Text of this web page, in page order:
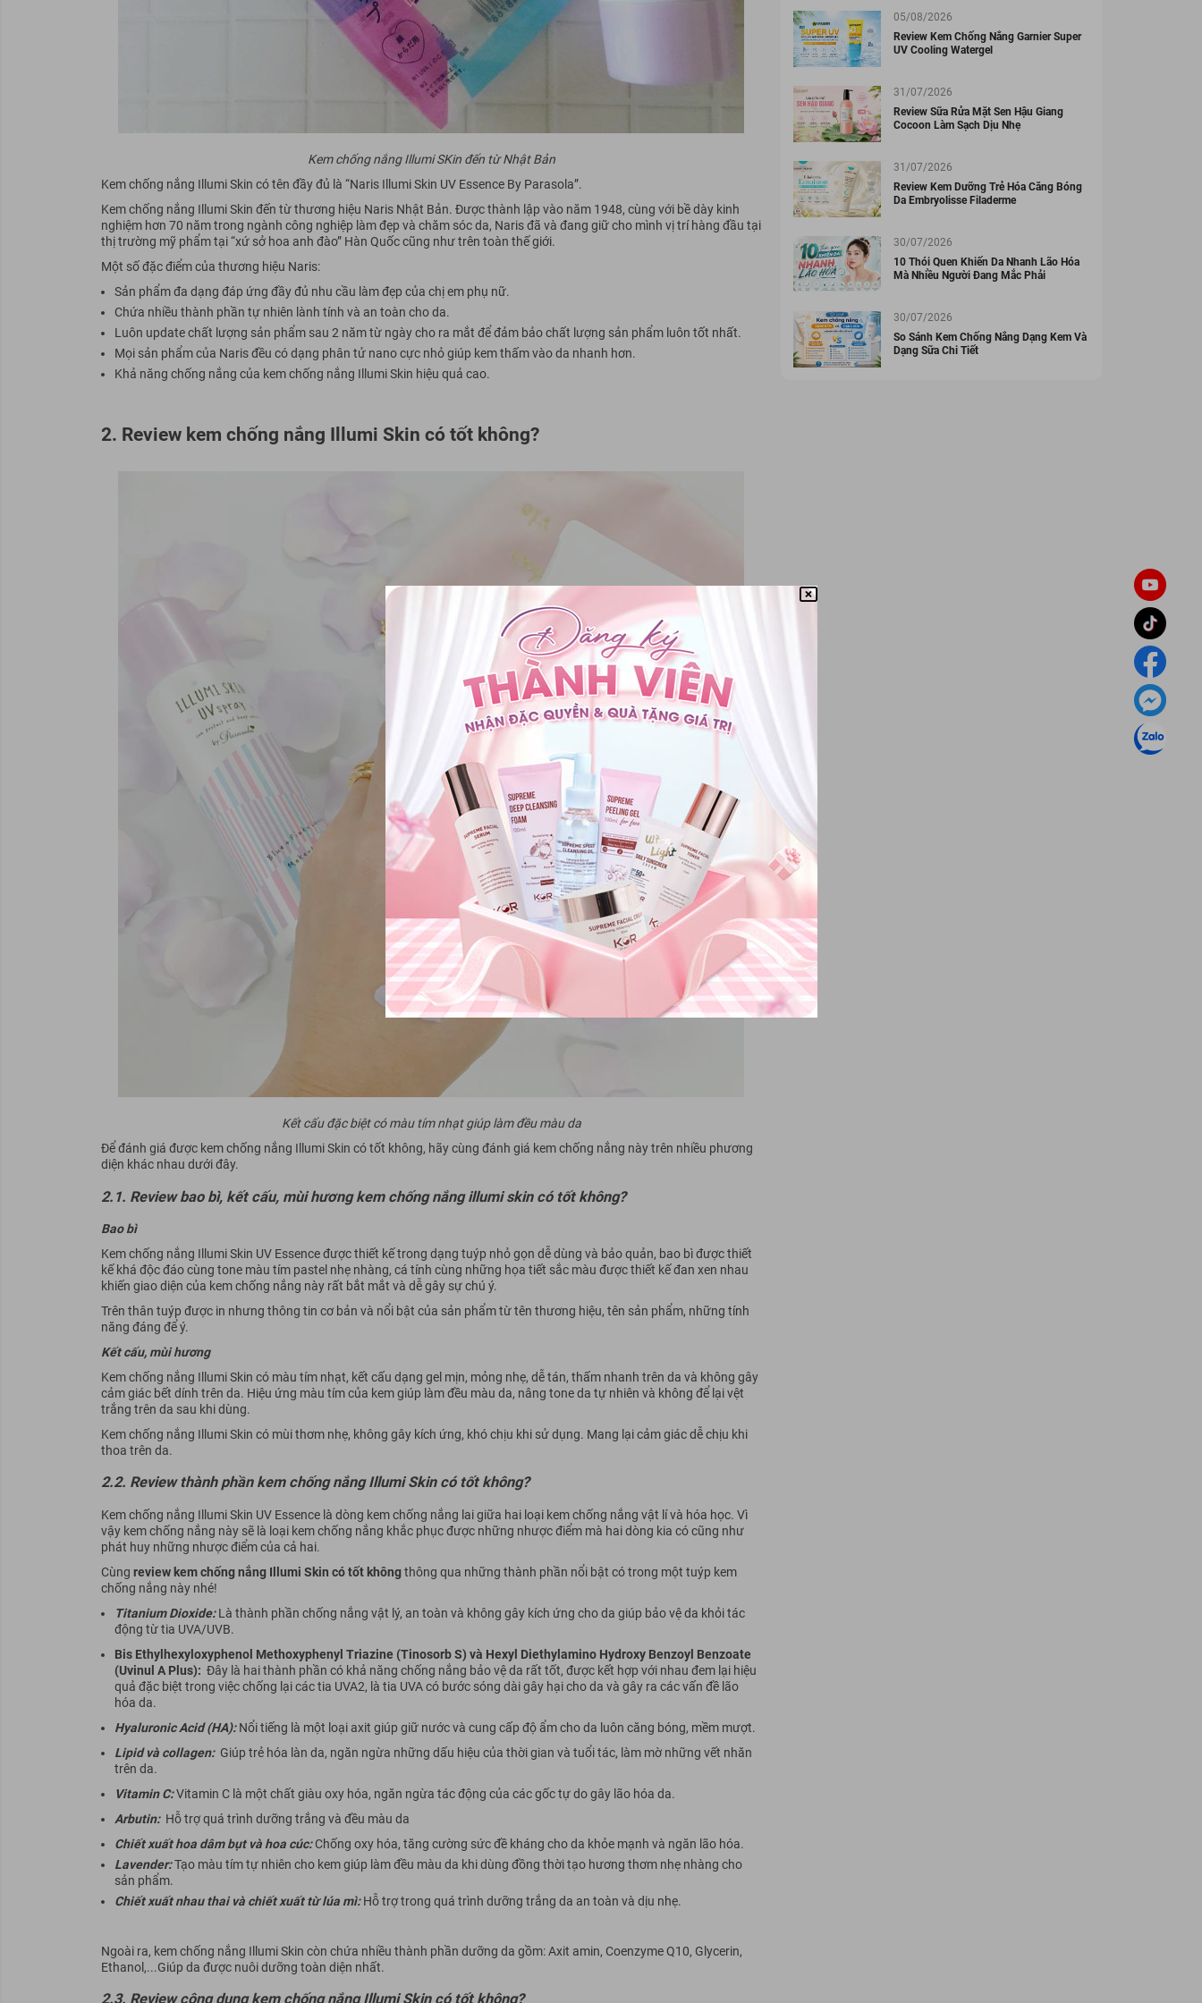
Kem chống nắng Illumi SKin đến từ Nhật Bản
Kem chống nắng Illumi Skin có tên đầy đủ là “Naris Illumi Skin UV Essence By Parasola”.
Kem chống nắng Illumi Skin đến từ thương hiệu Naris Nhật Bản. Được thành lập vào năm 1948, cùng với bề dày kinh
nghiệm hơn 70 năm trong ngành công nghiệp làm đẹp và chăm sóc da, Naris đã và đang giữ cho mình vị trí hàng đầu tại
thị trường mỹ phẩm tại “xứ sở hoa anh đào” Hàn Quốc cũng như trên toàn thế giới.
Một số đặc điểm của thương hiệu Naris:
Sản phẩm đa dạng đáp ứng đầy đủ nhu cầu làm đẹp của chị em phụ nữ.
Chứa nhiều thành phần tự nhiên lành tính và an toàn cho da.
Luôn update chất lượng sản phẩm sau 2 năm từ ngày cho ra mắt để đảm bảo chất lượng sản phẩm luôn tốt nhất.
Mọi sản phẩm của Naris đều có dạng phân tử nano cực nhỏ giúp kem thấm vào da nhanh hơn.
Khả năng chống nắng của kem chống nắng Illumi Skin hiệu quả cao.
2. Review kem chống nắng Illumi Skin có tốt không?
Kết cấu đặc biệt có màu tím nhạt giúp làm đều màu da
Để đánh giá được kem chống nắng Illumi Skin có tốt không, hãy cùng đánh giá kem chống nắng này trên nhiều phương
diện khác nhau dưới đây.
2.1. Review bao bì, kết cấu, mùi hương kem chống nắng illumi skin có tốt không?
Bao bì
Kem chống nắng Illumi Skin UV Essence được thiết kế trong dạng tuýp nhỏ gọn dễ dùng và bảo quản, bao bì được thiết
kế khá độc đáo cùng tone màu tím pastel nhẹ nhàng, cá tính cùng những họa tiết sắc màu được thiết kế đan xen nhau
khiến giao diện của kem chống nắng này rất bắt mắt và dễ gây sự chú ý.
Trên thân tuýp được in nhưng thông tin cơ bản và nổi bật của sản phẩm từ tên thương hiệu, tên sản phẩm, những tính
năng đáng để ý.
Kết cấu, mùi hương
Kem chống nắng Illumi Skin có màu tím nhạt, kết cấu dạng gel mịn, mỏng nhẹ, dễ tán, thấm nhanh trên da và không gây
cảm giác bết dính trên da. Hiệu ứng màu tím của kem giúp làm đều màu da, nâng tone da tự nhiên và không để lại vệt
trắng trên da sau khi dùng.
Kem chống nắng Illumi Skin có mùi thơm nhẹ, không gây kích ứng, khó chịu khi sử dụng. Mang lại cảm giác dễ chịu khi
thoa trên da.
2.2. Review thành phần kem chống nắng Illumi Skin có tốt không?
Kem chống nắng Illumi Skin UV Essence là dòng kem chống nắng lai giữa hai loại kem chống nắng vật lí và hóa học. Vì
vậy kem chống nắng này sẽ là loại kem chống nắng khắc phục được những nhược điểm mà hai dòng kia có cũng như
phát huy những nhược điểm của cả hai.
Cùng review kem chống nắng Illumi Skin có tốt khôngthông qua những thành phần nổi bật có trong một tuýp kem
chống nắng này nhé!
Titanium Dioxide:Là thành phần chống nắng vật lý, an toàn và không gây kích ứng cho da giúp bảo vệ da khỏi tác
động từ tia UVA/UVB.
Bis Ethylhexyloxyphenol Methoxyphenyl Triazine (Tinosorb S) và Hexyl Diethylamino Hydroxy Benzoyl Benzoate
(Uvinul A Plus): Đây là hai thành phần có khả năng chống nắng bảo vệ da rất tốt, được kết hợp với nhau đem lại hiệu
quả đặc biệt trong việc chống lại các tia UVA2, là tia UVA có bước sóng dài gây hại cho da và gây ra các vấn đề lão
hóa da.
Hyaluronic Acid (HA):Nổi tiếng là một loại axit giúp giữ nước và cung cấp độ ẩm cho da luôn căng bóng, mềm mượt.
Lipid và collagen: Giúp trẻ hóa làn da, ngăn ngừa những dấu hiệu của thời gian và tuổi tác, làm mờ những vết nhăn
trên da.
Vitamin C:Vitamin C là một chất giàu oxy hóa, ngăn ngừa tác động của các gốc tự do gây lão hóa da.
Arbutin: Hỗ trợ quá trình dưỡng trắng và đều màu da
Chiết xuất hoa dâm bụt và hoa cúc:Chống oxy hóa, tăng cường sức đề kháng cho da khỏe mạnh và ngăn lão hóa.
Lavender:Tạo màu tím tự nhiên cho kem giúp làm đều màu da khi dùng đồng thời tạo hương thơm nhẹ nhàng cho
sản phẩm.
Chiết xuất nhau thai và chiết xuất từ lúa mì:Hỗ trợ trong quá trình dưỡng trắng da an toàn và dịu nhẹ.
Ngoài ra, kem chống nắng Illumi Skin còn chứa nhiều thành phần dưỡng da gồm: Axit amin, Coenzyme Q10, Glycerin,
Ethanol,...Giúp da được nuôi dưỡng toàn diện nhất.
2.3. Review công dụng kem chống nắng Illumi Skin có tốt không?
05/08/2026
Review Kem Chống Nắng Garnier Super
UV Cooling Watergel
31/07/2026
Review Sữa Rửa Mặt Sen Hậu Giang
Cocoon Làm Sạch Dịu Nhẹ
31/07/2026
Review Kem Dưỡng Trẻ Hóa Căng Bóng
Da Embryolisse Filaderme
30/07/2026
10 Thói Quen Khiến Da Nhanh Lão Hóa
Mà Nhiều Người Đang Mắc Phải
30/07/2026
So Sánh Kem Chống Nắng Dạng Kem Và
Dạng Sữa Chi Tiết